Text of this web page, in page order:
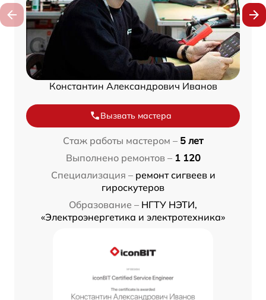
Константин Александрович Иванов
Вызвать мастера
Стаж работы мастером – 5 лет
Выполнено ремонтов – 1 120
Специализация – ремонт сигвеев и
гироскутеров
Образование – НГТУ НЭТИ,
«Электроэнергетика и электротехника»